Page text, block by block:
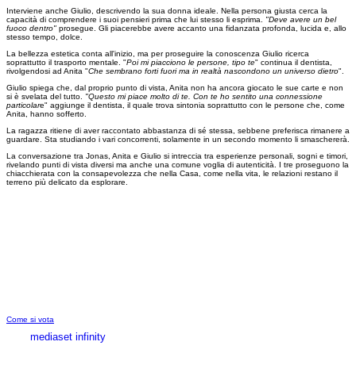
Interviene anche Giulio, descrivendo la sua donna ideale. Nella persona giusta cerca la
capacità di comprendere i suoi pensieri prima che lui stesso li esprima. "Deve avere un bel
fuoco dentro" prosegue. Gli piacerebbe avere accanto una fidanzata profonda, lucida e, allo
stesso tempo, dolce.
La bellezza estetica conta all'inizio, ma per proseguire la conoscenza Giulio ricerca
soprattutto il trasporto mentale. "Poi mi piacciono le persone, tipo te" continua il dentista,
rivolgendosi ad Anita "Che sembrano forti fuori ma in realtà nascondono un universo dietro".
Giulio spiega che, dal proprio punto di vista, Anita non ha ancora giocato le sue carte e non
si è svelata del tutto. "Questo mi piace molto di te. Con te ho sentito una connessione
particolare" aggiunge il dentista, il quale trova sintonia soprattutto con le persone che, come
Anita, hanno sofferto.
La ragazza ritiene di aver raccontato abbastanza di sé stessa, sebbene preferisca rimanere a
guardare. Sta studiando i vari concorrenti, solamente in un secondo momento li smaschererà.
La conversazione tra Jonas, Anita e Giulio si intreccia tra esperienze personali, sogni e timori,
rivelando punti di vista diversi ma anche una comune voglia di autenticità. I tre proseguono la
chiacchierata con la consapevolezza che nella Casa, come nella vita, le relazioni restano il
terreno più delicato da esplorare.
Come si vota
mediaset infinity